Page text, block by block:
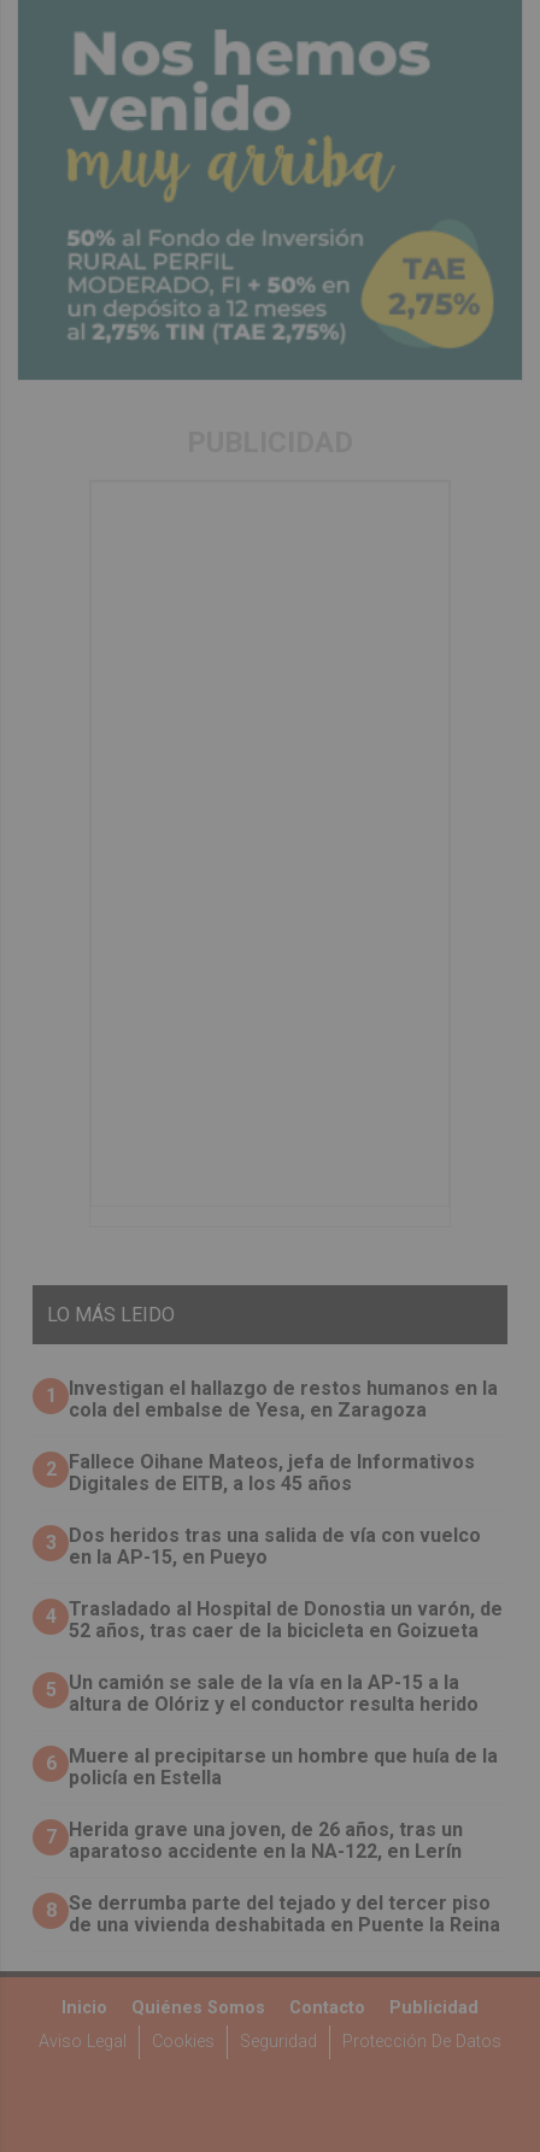
LO MÁS LEIDO
1
Investigan el hallazgo de restos humanos en la
cola del embalse de Yesa, en Zaragoza
2
Fallece Oihane Mateos, jefa de Informativos
Digitales de EITB, a los 45 años
3
Dos heridos tras una salida de vía con vuelco
en la AP-15, en Pueyo
4 Trasladado al Hospital de Donostia un varón, de
52 años, tras caer de la bicicleta en Goizueta
5
Un camión se sale de la vía en la AP-15 a la
altura de Olóriz y el conductor resulta herido
6
Muere al precipitarse un hombre que huía de la
policía en Estella
7
Herida grave una joven, de 26 años, tras un
aparatoso accidente en la NA-122, en Lerín
8 Se derrumba parte del tejado y del tercer piso
de una vivienda deshabitada en Puente la Reina
Inicio Quiénes Somos Contacto
Publicidad
Aviso Legal
Cookies Seguridad Protección De Datos